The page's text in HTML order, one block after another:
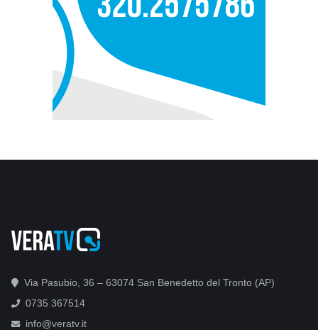
Via Pasubio, 36 – 63074 San Benedetto del Tronto (AP)
0735 367514
info@veratv.it